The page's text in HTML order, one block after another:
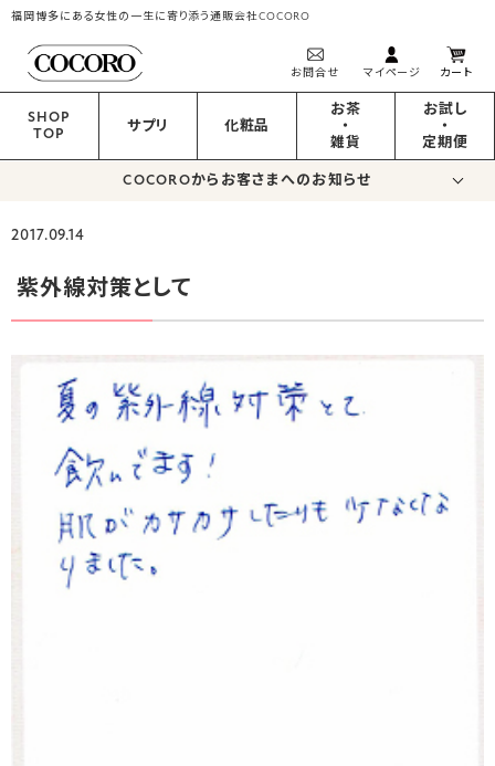
福岡博多にある女性の一生に寄り添う通販会社COCORO
お問合せ マイページ カート
SHOP
TOP
サプリ 化粧品
お茶
・
雑貨
お試し
・
定期便
COCOROからお客さまへのお知らせ
2017.09.14
紫外線対策として